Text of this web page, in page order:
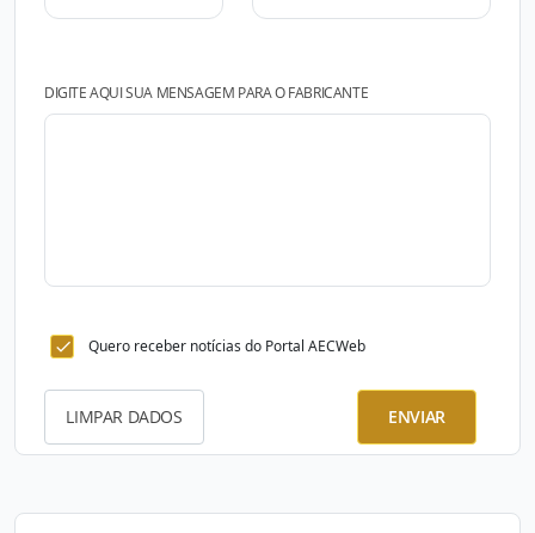
DIGITE AQUI SUA MENSAGEM PARA O FABRICANTE
Quero receber notícias do Portal AECWeb
LIMPAR DADOS ENVIAR